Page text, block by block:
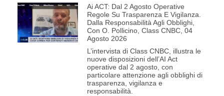
Ai ACT: Dal 2 Agosto Operative
Regole Su Trasparenza E Vigilanza.
Dalla Responsabilità Agli Obblighi,
Con O. Pollicino, Class CNBC, 04
Agosto 2026
L’intervista di Class CNBC, illustra le
nuove disposizioni dell’AI Act
operative dal 2 agosto, con
particolare attenzione agli obblighi di
trasparenza, vigilanza e
responsabilità.